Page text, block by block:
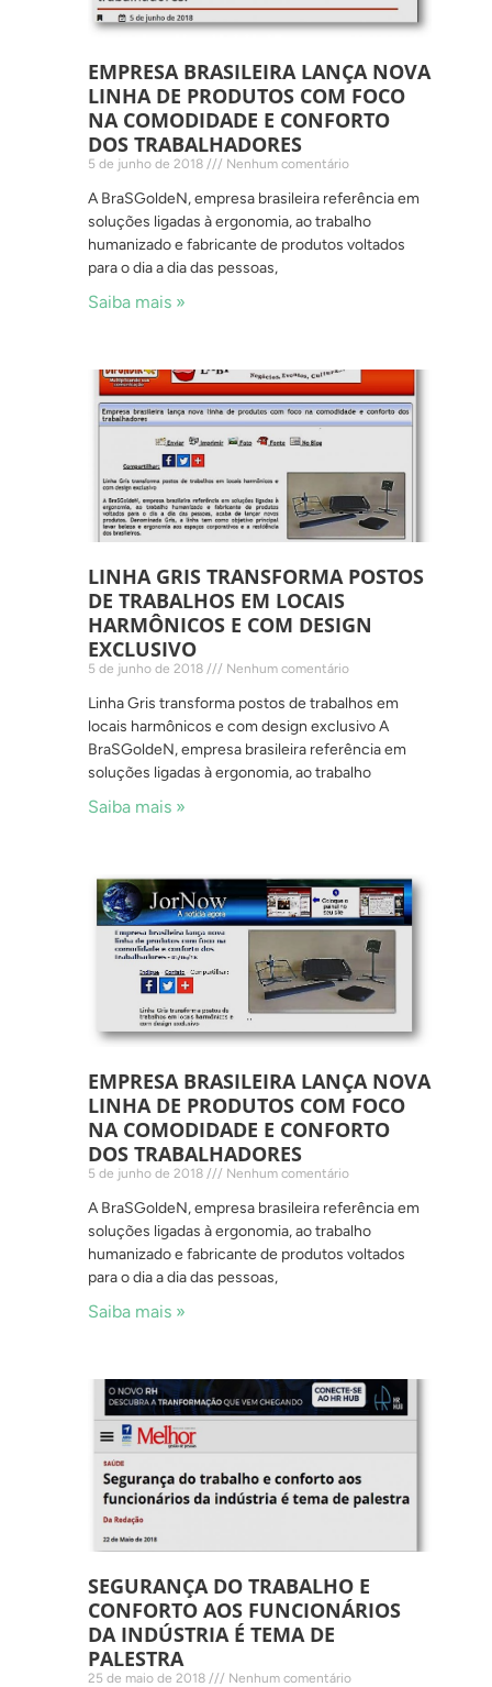
EMPRESA BRASILEIRA LANÇA NOVA
LINHA DE PRODUTOS COM FOCO
NA COMODIDADE E CONFORTO
DOS TRABALHADORES
5 de junho de 2018 Nenhum comentário
A BraSGoldeN, empresa brasileira referência em
soluções ligadas à ergonomia, ao trabalho
humanizado e fabricante de produtos voltados
para o dia a dia das pessoas,
Saiba mais »
LINHA GRIS TRANSFORMA POSTOS
DE TRABALHOS EM LOCAIS
HARMÔNICOS E COM DESIGN
EXCLUSIVO
5 de junho de 2018 Nenhum comentário
Linha Gris transforma postos de trabalhos em
locais harmônicos e com design exclusivo A
BraSGoldeN, empresa brasileira referência em
soluções ligadas à ergonomia, ao trabalho
Saiba mais »
EMPRESA BRASILEIRA LANÇA NOVA
LINHA DE PRODUTOS COM FOCO
NA COMODIDADE E CONFORTO
DOS TRABALHADORES
5 de junho de 2018 Nenhum comentário
A BraSGoldeN, empresa brasileira referência em
soluções ligadas à ergonomia, ao trabalho
humanizado e fabricante de produtos voltados
para o dia a dia das pessoas,
Saiba mais »
SEGURANÇA DO TRABALHO E
CONFORTO AOS FUNCIONÁRIOS
DA INDÚSTRIA É TEMA DE
PALESTRA
25 de maio de 2018 Nenhum comentário